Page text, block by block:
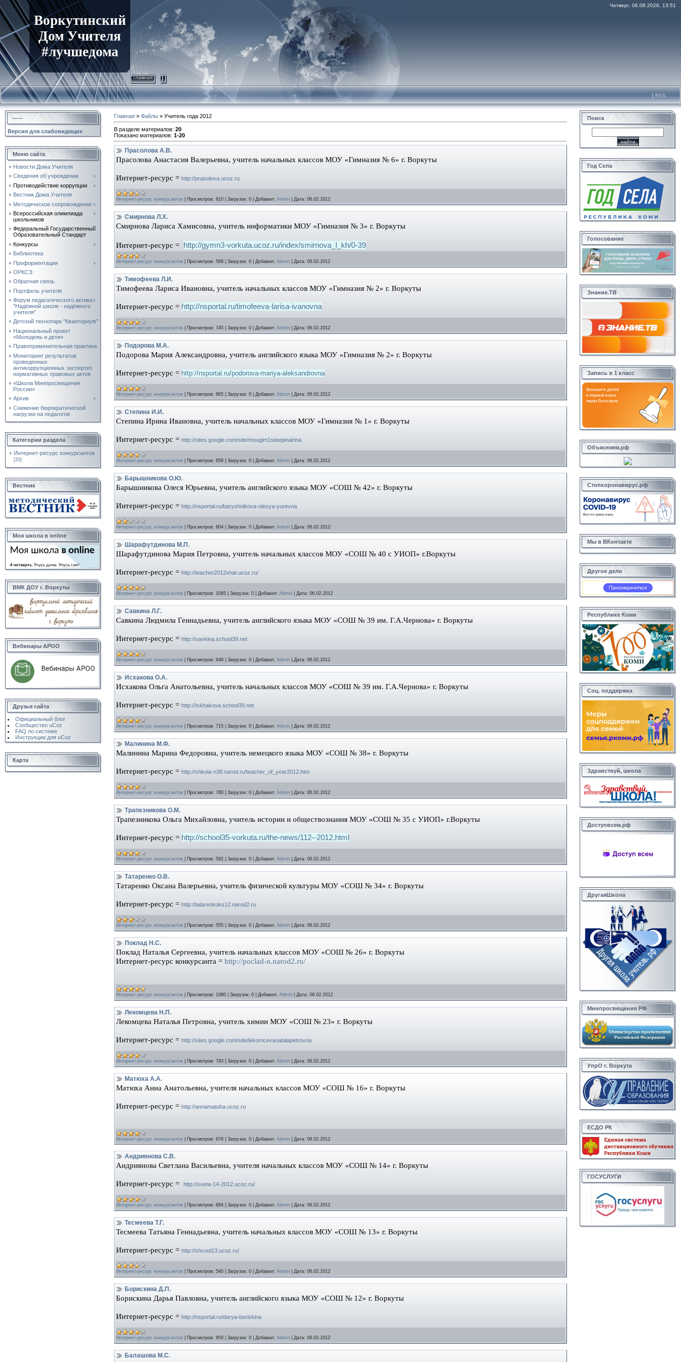
Воркутинский
Дом Учителя
#лучшедома
Четверг, 06.08.2026, 13:51
главная
| RSS
-----
Версия для слабовидящих
Меню сайта
Новости Дома Учителя
Сведения об учреждении
Противодействие коррупции
Вестник Дома Учителя
Методическое сопровождение
Всероссийская олимпиада
школьников
Федеральный Государственный
Образовательный Стандарт
Конкурсы
Библиотека
Профориентация
ОРКСЭ
Обратная связь
Портфель учителя
Форум педагогического актива
"Надёжной школе - надёжного
учителя"
Детский технопарк "Кванториум"
Национальный проект
«Молодежь и дети»
Правоприменительная практика
Мониторинг результатов
проведенных
антикоррупционных экспертиз
нормативных правовых актов
«Школа Минпросвещения
России»
Архив
Снижение бюрократической
нагрузки на педагогов
Категории раздела
Интернет-ресурс конкурсантов
[20]
Вестник
Моя школа в online
ВМК ДОУ г. Воркуты
Вебинары АРОО
Друзья сайта
Официальный блог
Сообщество uCoz
FAQ по системе
Инструкции для uCoz
Карта
Главная » Файлы » Учитель года 2012
В разделе материалов: 20
Показано материалов: 1-20
Прасолова А.В.
Прасолова Анастасия Валерьевна, учитель начальных классов МОУ «Гимназия № 6» г. Воркуты
Интернет-ресурс = http://prasolova ucoz ru
Интернет-ресурс конкурсантов Просмотров: 810 Загрузок: 0 Добавил: Admin Дата: 06.02.2012
Смирнова Л.Х.
Смирнова Лариса Хамисовна, учитель информатики МОУ «Гимназия № 3» г. Воркуты
Интернет-ресурс = http://gymn3-vorkuta.ucoz.ru/index/smirnova_l_kh/0-39
Интернет-ресурс конкурсантов Просмотров: 568 Загрузок: 0 Добавил: Admin Дата: 06.02.2012
Тимофеева Л.И.
Тимофеева Лариса Ивановна, учитель начальных классов МОУ «Гимназия № 2» г. Воркуты
Интернет-ресурс = http://nsportal.ru/timofeeva-larisa-ivanovna
Интернет-ресурс конкурсантов Просмотров: 745 Загрузок: 0 Добавил: Admin Дата: 06.02.2012
Подорова М.А.
Подорова Мария Александровна, учитель английского языка МОУ «Гимназия № 2» г. Воркуты
Интернет-ресурс = http://nsportal.ru/podorova-mariya-aleksandrovna
Интернет-ресурс конкурсантов Просмотров: 865 Загрузок: 0 Добавил: Admin Дата: 06.02.2012
Степина И.И.
Степина Ирина Ивановна, учитель начальных классов МОУ «Гимназия № 1» г. Воркуты
Интернет-ресурс = http://sites.google.com/site/mougim1steepinairina
Интернет-ресурс конкурсантов Просмотров: 659 Загрузок: 0 Добавил: Admin Дата: 06.02.2012
Барышникова О.Ю.
Барышникова Олеся Юрьевна, учитель английского языка МОУ «СОШ № 42» г. Воркуты
Интернет-ресурс = http://nsportal.ru/baryshnikova-olesya-yurevna
Интернет-ресурс конкурсантов Просмотров: 604 Загрузок: 0 Добавил: Admin Дата: 06.02.2012
Шарафутдинова М.П.
Шарафутдинова Мария Петровна, учитель начальных классов МОУ «СОШ № 40 с УИОП» г.Воркуты
Интернет-ресурс = http://teacher2012shar.ucoz.ru/
Интернет-ресурс конкурсантов Просмотров: 1085 Загрузок: 0 Добавил: Admin Дата: 06.02.2012
Савкина Л.Г.
Савкина Людмила Геннадьевна, учитель английского языка МОУ «СОШ № 39 им. Г.А.Чернова» г. Воркуты
Интернет-ресурс = http://savkina.school39.net
Интернет-ресурс конкурсантов Просмотров: 649 Загрузок: 0 Добавил: Admin Дата: 06.02.2012
Исхакова О.А.
Исхакова Ольга Анатольевна, учитель начальных классов МОУ «СОШ № 39 им. Г.А.Чернова» г. Воркуты
Интернет-ресурс = http://Iskhakova.school39.net
Интернет-ресурс конкурсантов Просмотров: 715 Загрузок: 0 Добавил: Admin Дата: 06.02.2012
Малинина М.Ф.
Малинина Марина Федоровна, учитель немецкого языка МОУ «СОШ № 38» г. Воркуты
Интернет-ресурс = http://shkola-n38.narod.ru/teacher_of_year2012.htm
Интернет-ресурс конкурсантов Просмотров: 780 Загрузок: 0 Добавил: Admin Дата: 06.02.2012
Трапезникова О.М.
Трапезникова Ольга Михайловна, учитель истории и обществознания МОУ «СОШ № 35 с УИОП» г.Воркуты
Интернет-ресурс = http://school35-vorkuta.ru/the-news/112--2012.html
Интернет-ресурс конкурсантов Просмотров: 592 Загрузок: 0 Добавил: Admin Дата: 06.02.2012
Татаренко О.В.
Татаренко Оксана Валерьевна, учитель физической культуры МОУ «СОШ № 34» г. Воркуты
Интернет-ресурс = http://tatarenkoks12.narod2.ru
Интернет-ресурс конкурсантов Просмотров: 555 Загрузок: 0 Добавил: Admin Дата: 06.02.2012
Поклад Н.С.
Поклад Наталья Сергеевна, учитель начальных классов МОУ «СОШ № 26» г. Воркуты
Интернет-ресурс конкурсанта = http://poclad-n.narod2.ru/
Интернет-ресурс конкурсантов Просмотров: 1060 Загрузок: 0 Добавил: Admin Дата: 06.02.2012
Лекомцева Н.П.
Лекомцева Наталья Петровна, учитель химии МОУ «СОШ № 23» г. Воркуты
Интернет-ресурс = http://sites.google.com/site/lekomcevanatalapetrovna
Интернет-ресурс конкурсантов Просмотров: 793 Загрузок: 0 Добавил: Admin Дата: 06.02.2012
Матюха А.А.
Матюха Анна Анатольевна, учителя начальных классов МОУ «СОШ № 16» г. Воркуты
Интернет-ресурс = http://annamatuha ucoz ru
Интернет-ресурс конкурсантов Просмотров: 676 Загрузок: 0 Добавил: Admin Дата: 06.02.2012
Андриянова С.В.
Андриянова Светлана Васильевна, учителя начальных классов МОУ «СОШ № 14» г. Воркуты
Интернет-ресурс = http://sveta-14-2012.ucoz.ru/
Интернет-ресурс конкурсантов Просмотров: 684 Загрузок: 0 Добавил: Admin Дата: 06.02.2012
Тесмеева Т.Г.
Тесмеева Татьяна Геннадьевна, учитель начальных классов МОУ «СОШ № 13» г. Воркуты
Интернет-ресурс = http://shcool13.ucoz.ru/
Интернет-ресурс конкурсантов Просмотров: 540 Загрузок: 0 Добавил: Admin Дата: 06.02.2012
Борискина Д.П.
Борискина Дарья Павловна, учитель английского языка МОУ «СОШ № 12» г. Воркуты
Интернет-ресурс = http://nsportal.ru/darya-boriskina
Интернет-ресурс конкурсантов Просмотров: 859 Загрузок: 0 Добавил: Admin Дата: 06.02.2012
Балашова М.С.
Поиск
Год Села
Голосование
Знание.ТВ
Запись в 1 класс
Объясняем.рф
Стопкоронавирус.рф
Мы в ВКонтакте
Другое дело
Республике Коми
Соц. поддержка
Здравствуй, школа
Доступвсем.рф
ДругаяШкола
Минпросвещения РФ
УпрО г. Воркута
ЕСДО РК
ГОСУСЛУГИ